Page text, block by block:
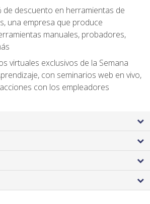
de descuento en herramientas de
una empresa que produce
manuales, probadores,
virtuales exclusivos de la Semana
con seminarios web en vivo,
con los empleadores